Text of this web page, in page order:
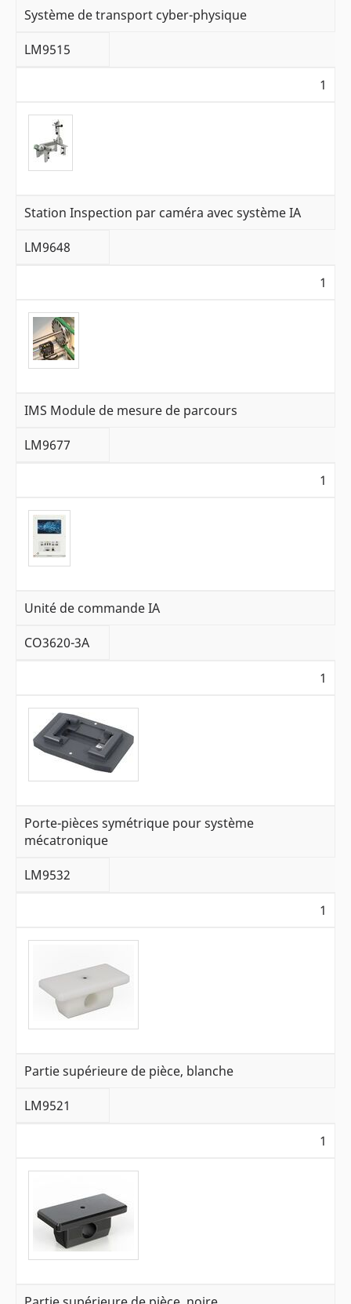
Système de transport cyber-physique
LM9515
1
Station Inspection par caméra avec système IA
LM9648
1
IMS Module de mesure de parcours
LM9677
1
Unité de commande IA
CO3620-3A
1
Porte-pièces symétrique pour système
mécatronique
LM9532
1
Partie supérieure de pièce, blanche
LM9521
1